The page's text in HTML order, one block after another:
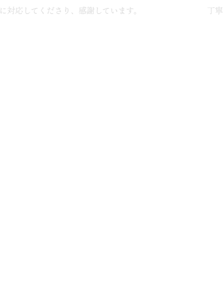
応してくださり、感謝しています。 丁寧